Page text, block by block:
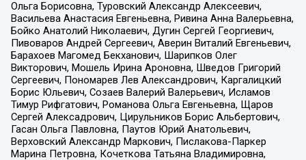
Ольга Борисовна, Туровский Александр Алексеевич,
Васильева Анастасия Евгеньевна, Ривина Анна Валерьевна,
Бойко Анатолий Николаевич, Дугин Сергей Георгиевич,
Пивоваров Андрей Сергеевич, Аверин Виталий Евгеньевич,
Барахоев Магомед Бекханович, Шарипков Олег
Викторович, Мошель Ирина Ароновна, Шведов Григорий
Сергеевич, Пономарев Лев Александрович, Каргалицкий
Борис Юльевич, Созаев Валерий Валерьевич, Исламов
Тимур Рифгатович, Романова Ольга Евгеньевна, Щаров
Сергей Алексадрович, Цирульников Борис Альбертович,
Гасан Ольга Павловна, Паутов Юрий Анатольевич,
Верховский Александр Маркович, Пислакова-Паркер
Марина Петровна, Кочеткова Татьяна Владимировна,